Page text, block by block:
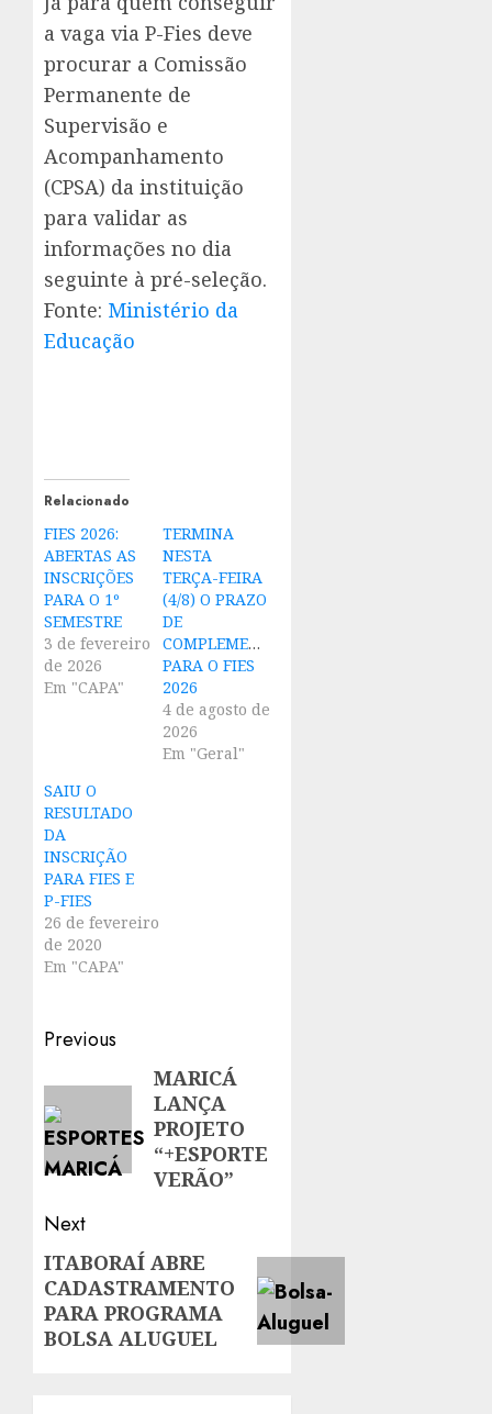
a vaga via P-Fies deve
procurar a Comissão
Permanente de
Supervisão e
Acompanhamento
(CPSA) da instituição
para validar as
informações no dia
seguinte à pré-seleção.
Fonte: Ministério da
Educação
Relacionado
FIES 2026:
ABERTAS AS
INSCRIÇÕES
PARA O 1º
SEMESTRE
3 de fevereiro
de 2026
Em "CAPA"
TERMINA
NESTA
TERÇA-FEIRA
(4/8) O PRAZO
DE
COMPLEMENTAÇÃO
PARA O FIES
2026
4 de agosto de
2026
Em "Geral"
SAIU O
RESULTADO
DA
INSCRIÇÃO
PARA FIES E
P-FIES
26 de fevereiro
de 2020
Em "CAPA"
Post
navigation
Previous
Previous
post:
MARICÁ
LANÇA
PROJETO
“+ESPORTE
VERÃO”
Next
Next
post:
ITABORAÍ ABRE
CADASTRAMENTO
PARA PROGRAMA
BOLSA ALUGUEL